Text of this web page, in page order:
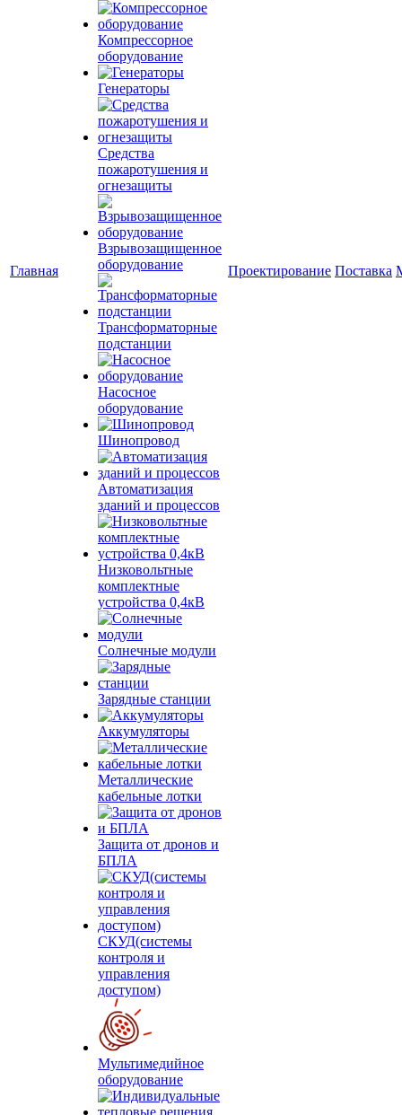
Главная
Компрессорное
оборудование
Генераторы
Средства
пожаротушения и
огнезащиты
Взрывозащищенное
оборудование
Трансформаторные
подстанции
Насосное
оборудование
Шинопровод
Автоматизация
зданий и процессов
Низковольтные
комплектные
устройства 0,4кВ
Солнечные модули
Зарядные станции
Аккумуляторы
Металлические
кабельные лотки
Защита от дронов и
БПЛА
СКУД(системы
контроля и
управления
доступом)
Мультимедийное
оборудование
Проектирование Поставка